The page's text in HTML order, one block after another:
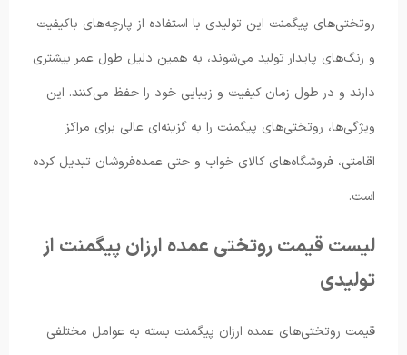
روتختی‌های پیگمنت این تولیدی با استفاده از پارچه‌های باکیفیت
و رنگ‌های پایدار تولید می‌شوند، به همین دلیل طول عمر بیشتری
دارند و در طول زمان کیفیت و زیبایی خود را حفظ می‌کنند. این
ویژگی‌ها، روتختی‌های پیگمنت را به گزینه‌ای عالی برای مراکز
اقامتی، فروشگاه‌های کالای خواب و حتی عمده‌فروشان تبدیل کرده
است.
لیست قیمت روتختی عمده ارزان پیگمنت از
تولیدی
قیمت روتختی‌های عمده ارزان پیگمنت بسته به عوامل مختلفی